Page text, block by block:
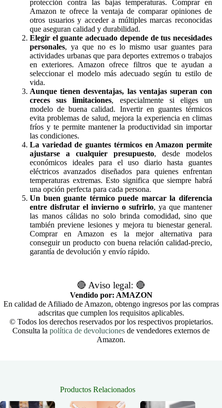
protección contra las bajas temperaturas. Comprar en
Amazon te ofrece la ventaja de comparar opiniones de
otros usuarios y acceder a múltiples marcas reconocidas
que aseguran calidad y durabilidad.
Elegir el guante adecuado depende de tus necesidades
personales, ya que no es lo mismo usar guantes para
actividades urbanas que para deportes extremos o trabajos
en exteriores. Amazon ofrece filtros que te ayudan a
seleccionar el modelo más adecuado según tu estilo de
vida.
Aunque tienen desventajas, las ventajas superan con
creces sus limitaciones, especialmente si eliges un
modelo de buena calidad. Invertir en guantes térmicos
evita problemas de salud, mejora la experiencia en climas
fríos y te permite mantener la productividad sin importar
las condiciones.
La variedad de guantes térmicos en Amazon permite
ajustarse a cualquier presupuesto, desde modelos
económicos ideales para el uso diario hasta guantes
eléctricos avanzados diseñados para quienes enfrentan
temperaturas extremas. Esto significa que siempre habrá
una opción perfecta para cada persona.
Un buen guante térmico puede marcar la diferencia
entre disfrutar el invierno o sufrirlo, ya que mantener
las manos cálidas no solo brinda comodidad, sino que
también previene lesiones y mejora tu bienestar general.
Comprar en Amazon es la mejor alternativa para
conseguir un producto con buena relación calidad-precio,
garantía de devolución y envío rápido.
🔴 Aviso legal: 🔴
Vendido por: AMAZON
En calidad de Afiliado de Amazon, obtengo ingresos por las compras
adscritas que cumplen los requisitos aplicables.
© Todos los derechos reservados por los respectivos propietarios.
Consulta la política de devoluciones de vendedores externos de
Amazon.
Productos Relacionados